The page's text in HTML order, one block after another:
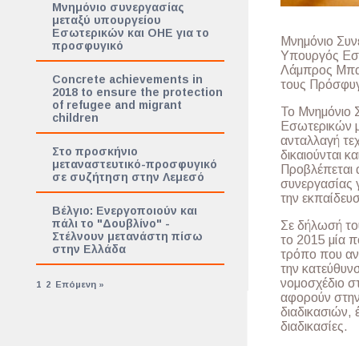
Μνημόνιο συνεργασίας
μεταξύ υπουργείου
Εσωτερικών και ΟΗΕ για το
προσφυγικό
Concrete achievements in
2018 to ensure the protection
of refugee and migrant
children
Στο προσκήνιο
μεταναστευτικό-προσφυγικό
σε συζήτηση στην Λεμεσό
Βέλγιο: Ενεργοποιούν και
πάλι το "Δουβλίνο" -
Στέλνουν μετανάστη πίσω
στην Ελλάδα
1 2 Επόμενη »
Μνημόνιο
Υπουργός
Λάμπρος
τους
Το Μνημόνιο
Εσωτερικών
ανταλλαγή
δικαιούνται
Προβλέπεται
συνεργασίας
την
Σε δήλωσή
το 2015 μία
τρόπο που
την
νομοσχέδιο
αφορούν
διαδικασιών,
διαδικασίες.